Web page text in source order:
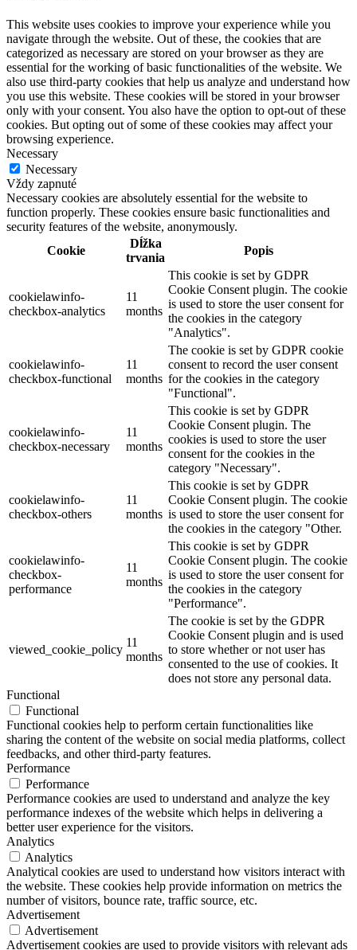
This website uses cookies to improve your experience while you
navigate through the website. Out of these, the cookies that are
categorized as necessary are stored on your browser as they are
essential for the working of basic functionalities of the website. We
also use third-party cookies that help us analyze and understand how
you use this website. These cookies will be stored in your browser
only with your consent. You also have the option to opt-out of these
cookies. But opting out of some of these cookies may affect your
browsing experience.
Necessary
Necessary
Vždy zapnuté
Necessary cookies are absolutely essential for the website to
function properly. These cookies ensure basic functionalities and
security features of the website, anonymously.
Cookie
Dĺžka
trvania
Popis
cookielawinfo-
checkbox-analytics
11
months
This cookie is set by GDPR
Cookie Consent plugin. The cookie
is used to store the user consent for
the cookies in the category
"Analytics".
cookielawinfo-
checkbox-functional
11
months
The cookie is set by GDPR cookie
consent to record the user consent
for the cookies in the category
"Functional".
cookielawinfo-
checkbox-necessary
11
months
This cookie is set by GDPR
Cookie Consent plugin. The
cookies is used to store the user
consent for the cookies in the
category "Necessary".
cookielawinfo-
checkbox-others
11
months
This cookie is set by GDPR
Cookie Consent plugin. The cookie
is used to store the user consent for
the cookies in the category "Other.
cookielawinfo-
checkbox-
performance
11
months
This cookie is set by GDPR
Cookie Consent plugin. The cookie
is used to store the user consent for
the cookies in the category
"Performance".
viewed_cookie_policy
11
months
The cookie is set by the GDPR
Cookie Consent plugin and is used
to store whether or not user has
consented to the use of cookies. It
does not store any personal data.
Functional
Functional
Functional cookies help to perform certain functionalities like
sharing the content of the website on social media platforms, collect
feedbacks, and other third-party features.
Performance
Performance
Performance cookies are used to understand and analyze the key
performance indexes of the website which helps in delivering a
better user experience for the visitors.
Analytics
Analytics
Analytical cookies are used to understand how visitors interact with
the website. These cookies help provide information on metrics the
number of visitors, bounce rate, traffic source, etc.
Advertisement
Advertisement
Advertisement cookies are used to provide visitors with relevant ads